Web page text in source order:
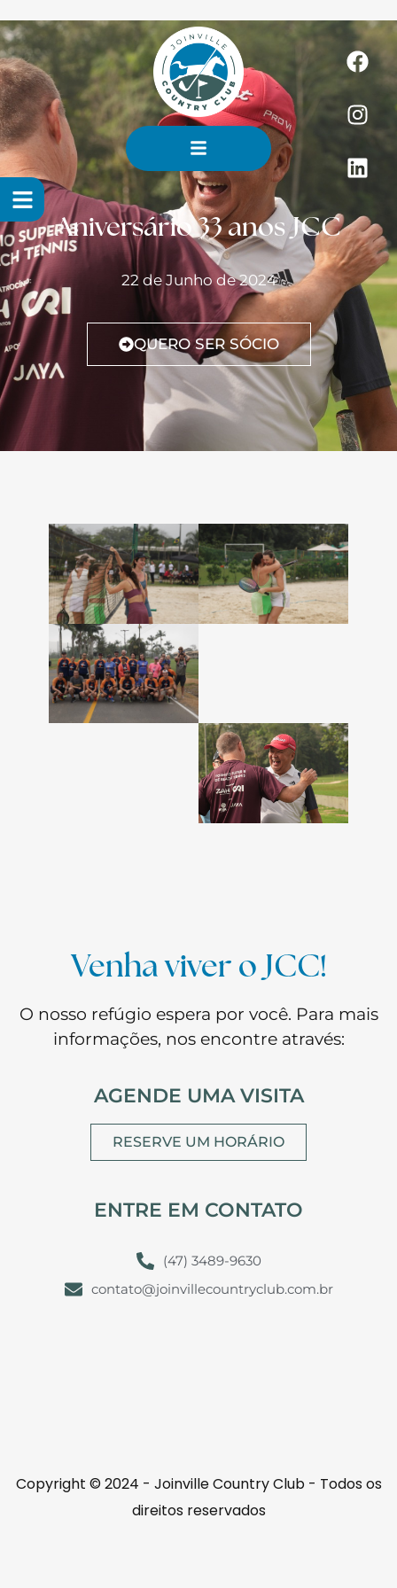
Aniversário 33 anos JCC
22 de Junho de 2024
QUERO SER SÓCIO
Venha viver o JCC!
O nosso refúgio espera por você. Para mais
informações, nos encontre através:
AGENDE UMA VISITA
RESERVE UM HORÁRIO
ENTRE EM CONTATO
(47) 3489-9630
contato@joinvillecountryclub.com.br
Copyright © 2024 - Joinville Country Club - Todos os
direitos reservados